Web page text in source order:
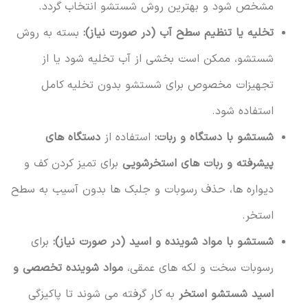
مشخص شود و بهترین روش شستشو انتخاب گردد.
تخلیه یا تنظیم سطح آب (در صورت نیاز):بسته به روش
شستشو، ممکن است بخشی از آب تخلیه شود یا از
تجهیزات مخصوص برای شستشو بدون تخلیه کامل
استفاده شود.
شستشو با دستگاه و ربات:استفاده از دستگاه های
پیشرفته و ربات های استخرشوییبرای تمیز کردن کف و
دیواره ها، حذف رسوبات و جلبک ها بدون آسیب به سطح
استخر.
شستشو با مواد شوینده و اسید (در صورت نیاز):برای
رسوبات سخت و لکه های عمقی، مواد شوینده تخصصی و
اسید شستشو استخربه کار گرفته می شوند تا پاکیزگی